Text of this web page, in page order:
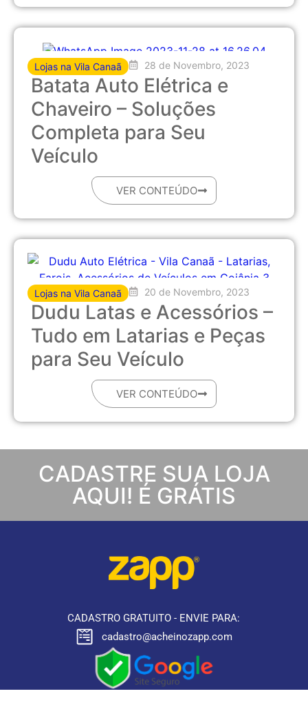
Lojas na Vila Canaã 28 de Novembro, 2023
Batata Auto Elétrica e
Chaveiro – Soluções
Completa para Seu
Veículo
VER CONTEÚDO
Lojas na Vila Canaã 20 de Novembro, 2023
Dudu Latas e Acessórios –
Tudo em Latarias e Peças
para Seu Veículo
VER CONTEÚDO
CADASTRE SUA LOJA
AQUI! É GRÁTIS
CADASTRO GRATUITO - ENVIE PARA:
cadastro@acheinozapp.com